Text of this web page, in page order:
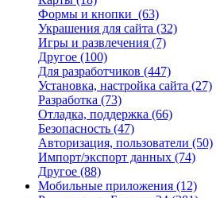
Формы и кнопки (63)
Украшения для сайта (32)
Игры и развлечения (7)
Другое (100)
Для разработчиков (447)
Установка, настройка сайта (27)
Разработка (73)
Отладка, поддержка (66)
Безопасность (47)
Авторизация, пользователи (50)
Импорт/экспорт данных (74)
Другое (88)
Мобильные приложения (12)